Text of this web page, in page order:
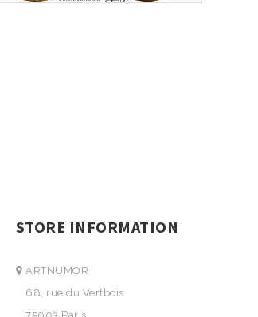
STORE INFORMATION
ARTNUMOR
68, rue du Vertbois